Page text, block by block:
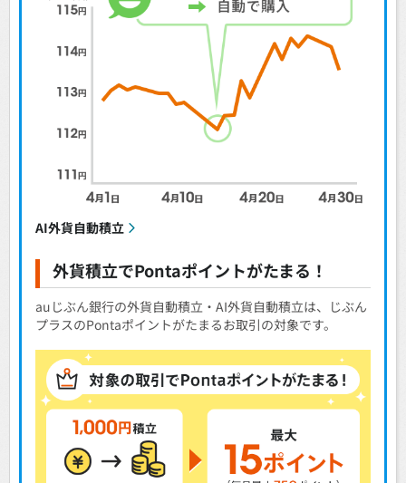
AI外貨自動積立
外貨積立でPontaポイントがたまる！
auじぶん銀行の外貨自動積立・AI外貨自動積立は、じぶん
プラスのPontaポイントがたまるお取引の対象です。